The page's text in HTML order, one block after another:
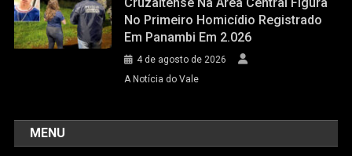
No Primeiro Homicídio Registrado
Em Panambi Em 2.026
4 de agosto de 2026
A Notícia do Vale
MENU